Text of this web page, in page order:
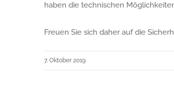
haben die technischen
Freuen Sie sich daher auf die
7. Oktober 2019